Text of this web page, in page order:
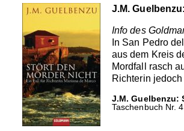
J.M.
Info des
In San Pedro
aus dem Kreis
Mordfall rasch
Richterin
J.M. Guelbenzu:
Taschenbuch Nr.